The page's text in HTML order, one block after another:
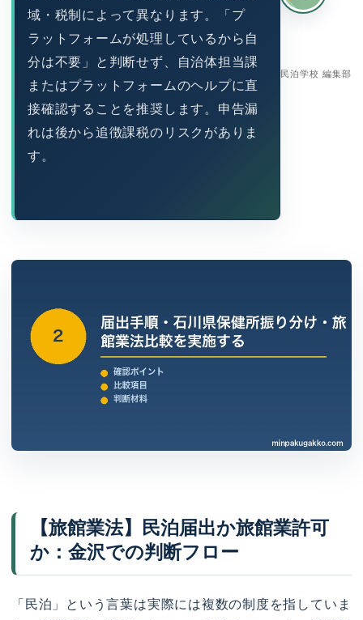
民泊学校 編集部
域・税制によって異なります。「プ
ラットフォームが処理しているから自
分は不要」と判断せず、自治体担当課
またはプラットフォームのヘルプに直
接確認することを推奨します。申告漏
れは後から追徴課税のリスクがありま
す。
【旅館業法】民泊届出か旅館業許可
か：金沢での判断フロー
「民泊」という言葉は実際には複数の制度を指していま